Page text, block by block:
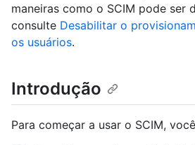
maneiras como o SCIM pode ser
consulte Desabilitar o
os usuários.
Introdução
Para começar a usar o SCIM,